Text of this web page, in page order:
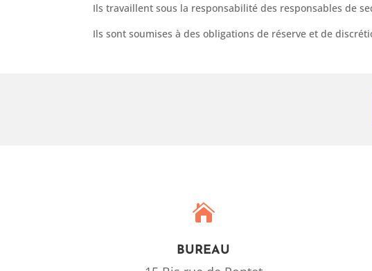
Ils travaillent sous la responsabilité des responsables de
Ils sont soumises à des obligations de réserve et de

BUREAU